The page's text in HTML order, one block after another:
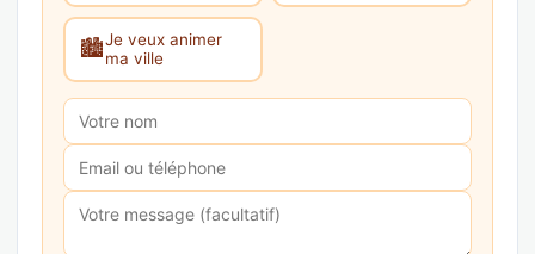
🏙️Je veux animer
ma ville